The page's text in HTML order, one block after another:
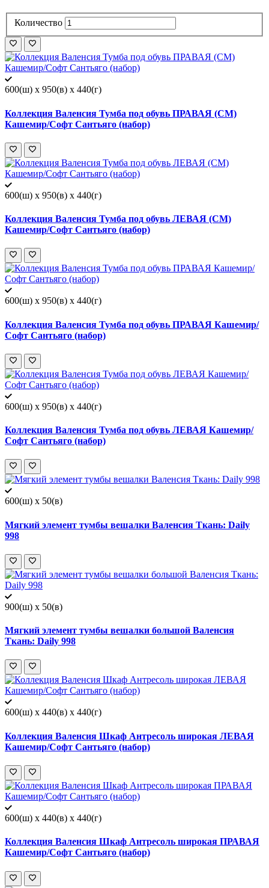
Количество
600(ш) x 950(в) x 440(г)
Коллекция Валенсия Тумба под обувь ПРАВАЯ (СМ)
Кашемир/Софт Сантьяго (набор)
600(ш) x 950(в) x 440(г)
Коллекция Валенсия Тумба под обувь ЛЕВАЯ (СМ)
Кашемир/Софт Сантьяго (набор)
600(ш) x 950(в) x 440(г)
Коллекция Валенсия Тумба под обувь ПРАВАЯ Кашемир/
Софт Сантьяго (набор)
600(ш) x 950(в) x 440(г)
Коллекция Валенсия Тумба под обувь ЛЕВАЯ Кашемир/
Софт Сантьяго (набор)
600(ш) x 50(в)
Мягкий элемент тумбы вешалки Валенсия Ткань: Daily
998
900(ш) x 50(в)
Мягкий элемент тумбы вешалки большой Валенсия
Ткань: Daily 998
600(ш) x 440(в) x 440(г)
Коллекция Валенсия Шкаф Антресоль широкая ЛЕВАЯ
Кашемир/Софт Сантьяго (набор)
600(ш) x 440(в) x 440(г)
Коллекция Валенсия Шкаф Антресоль широкая ПРАВАЯ
Кашемир/Софт Сантьяго (набор)